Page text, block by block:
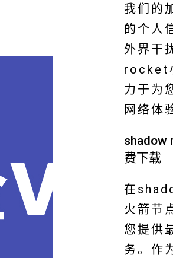
我们的
的个人
外界干
rocket
力于为
网络体
shadow
费下载
在
火箭节
您提供
务。作